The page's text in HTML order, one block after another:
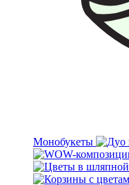
Монобукеты